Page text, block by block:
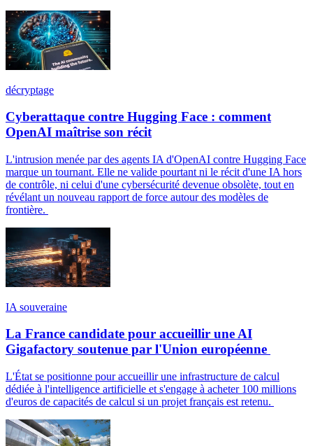
décryptage
Cyberattaque contre Hugging Face : comment
OpenAI maîtrise son récit
L'intrusion menée par des agents IA d'OpenAI contre Hugging Face
marque un tournant. Elle ne valide pourtant ni le récit d'une IA hors
de contrôle, ni celui d'une cybersécurité devenue obsolète, tout en
révélant un nouveau rapport de force autour des modèles de
frontière.
IA souveraine
La France candidate pour accueillir une AI
Gigafactory soutenue par l'Union européenne
L'État se positionne pour accueillir une infrastructure de calcul
dédiée à l'intelligence artificielle et s'engage à acheter 100 millions
d'euros de capacités de calcul si un projet français est retenu.